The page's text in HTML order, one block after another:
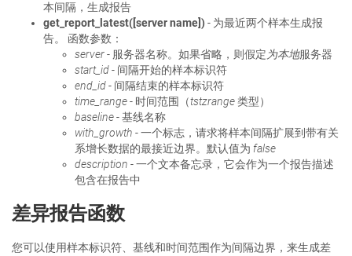
本间隔，生成报告
get_report_latest([server name]) - 为最近两个样本生成报
告。 函数参数：
server- 服务器名称。如果省略，则假定 为本地服务器
start_id- 间隔开始的样本标识符
end_id- 间隔结束的样本标识符
time_range- 时间范围（tstzrange类型）
baseline- 基线名称
with_growth - 一个标志，请求将样本间隔扩展到带有关
系增长数据的最接近边界。默认值为 false
description - 一个文本备忘录，它会作为一个报告描述
包含在报告中
差异报告函数
您可以使用样本标识符、基线和时间范围作为间隔边界，来生成差